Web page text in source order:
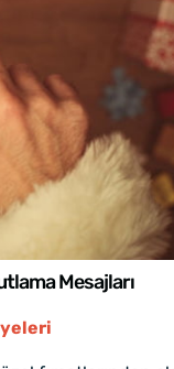
Mesajları